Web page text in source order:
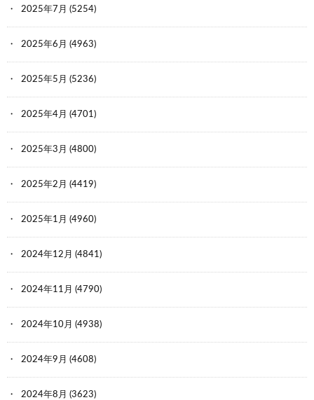
2025年7月 (5254)
2025年6月 (4963)
2025年5月 (5236)
2025年4月 (4701)
2025年3月 (4800)
2025年2月 (4419)
2025年1月 (4960)
2024年12月 (4841)
2024年11月 (4790)
2024年10月 (4938)
2024年9月 (4608)
2024年8月 (3623)